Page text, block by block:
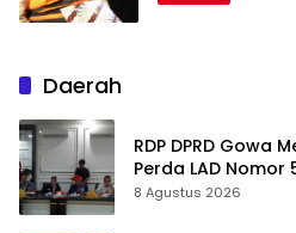
Daerah
RDP DPRD Gowa
Perda LAD Nomor
8 Agustus 2026